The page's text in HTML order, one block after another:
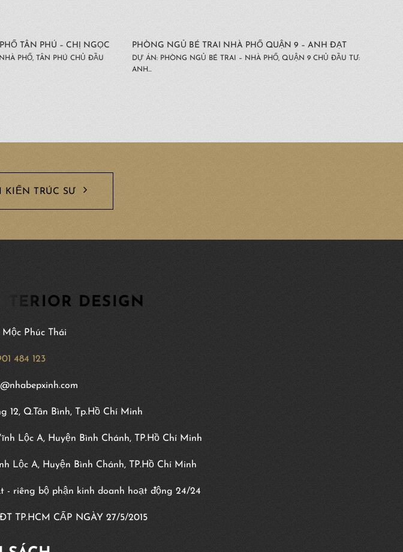
TÂN PHÚ – CHỊ NGỌC
PHỐ, TÂN PHÚ CHỦ ĐẦU
PHÒNG NGỦ BÉ TRAI NHÀ PHỐ QUẬN 9 – ANH ĐẠT
DỰ ÁN: PHÒNG NGỦ BÉ TRAI – NHÀ PHỐ, QUẬN 9 CHỦ ĐẦU TƯ:
ANH...
KIẾN TRÚC SƯ
DESIGN
Phúc Thái
484 123
12, Q.Tân Bình, Tp.Hồ Chí Minh
Lộc A, Huyện Bình Chánh, TP.Hồ Chí Minh
Lộc A, Huyện Bình Chánh, TP.Hồ Chí Minh
- riêng bộ phận kinh doanh hoạt động 24/24
TP.HCM CẤP NGÀY 27/5/2015